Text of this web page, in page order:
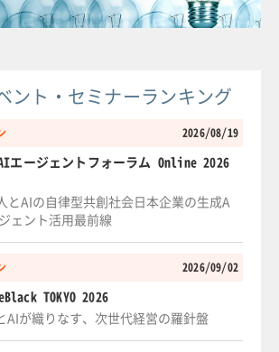
ント・セミナーランキング
2026/08/19
エージェントフォーラム Online 2026
とAIの自律型共創社会日本企業の生成A
ェント活用最前線
2026/09/02
TOKYO 2026
AIが織りなす、次世代経営の羅針盤